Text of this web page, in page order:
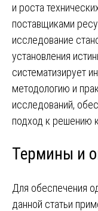
и роста
поставщиками
исследование
установления
систематизирует
методологию и
исследований,
подход к решению
Термины и
Для обеспечения
данной статьи